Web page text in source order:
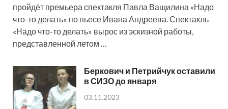
пройдёт премьера спектакля Павла Ващилина «Надо
что-то делать» по пьесе Ивана Андреева. Спектакль
«Надо что-то делать» вырос из эскизной работы,
представленной летом …
Беркович и Петрийчук оставили
в СИЗО до января
03.11.2023